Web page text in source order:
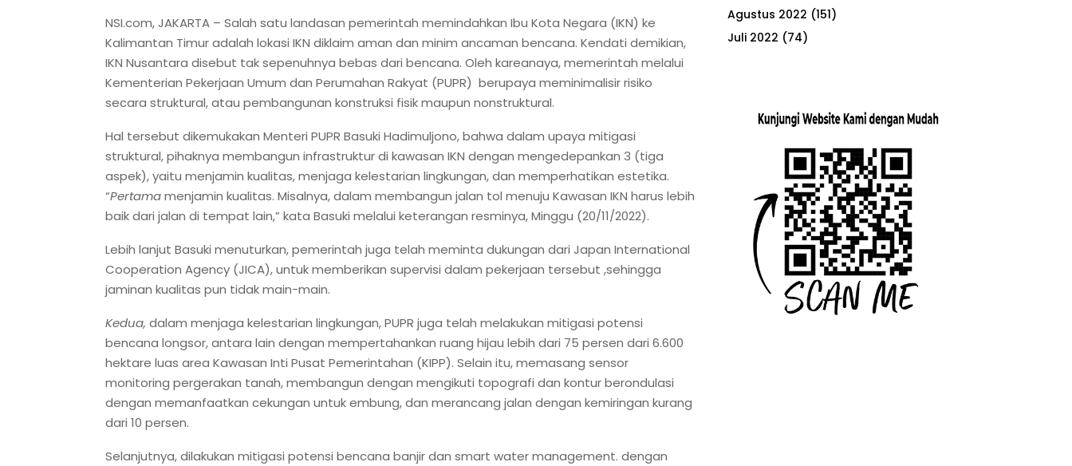
NSI.com, JAKARTA – Salah satu landasan pemerintah memindahkan Ibu Kota Negara (IKN) ke
Kalimantan Timur adalah lokasi IKN diklaim aman dan minim ancaman bencana. Kendati demikian,
IKN Nusantara disebut tak sepenuhnya bebas dari bencana. Oleh kareanaya, memerintah melalui
Kementerian Pekerjaan Umum dan Perumahan Rakyat (PUPR) berupaya meminimalisir risiko
secara struktural, atau pembangunan konstruksi fisik maupun nonstruktural.
Hal tersebut dikemukakan Menteri PUPR Basuki Hadimuljono, bahwa dalam upaya mitigasi
struktural, pihaknya membangun infrastruktur di kawasan IKN dengan mengedepankan 3 (tiga
aspek), yaitu menjamin kualitas, menjaga kelestarian lingkungan, dan memperhatikan estetika.
“Pertamamenjamin kualitas. Misalnya, dalam membangun jalan tol menuju Kawasan IKN harus lebih
baik dari jalan di tempat lain,” kata Basuki melalui keterangan resminya, Minggu (20/11/2022).
Lebih lanjut Basuki menuturkan, pemerintah juga telah meminta dukungan dari Japan International
Cooperation Agency (JICA), untuk memberikan supervisi dalam pekerjaan tersebut ,sehingga
jaminan kualitas pun tidak main-main.
Kedua, dalam menjaga kelestarian lingkungan, PUPR juga telah melakukan mitigasi potensi
bencana longsor, antara lain dengan mempertahankan ruang hijau lebih dari 75 persen dari 6.600
hektare luas area Kawasan Inti Pusat Pemerintahan (KIPP). Selain itu, memasang sensor
monitoring pergerakan tanah, membangun dengan mengikuti topografi dan kontur berondulasi
dengan memanfaatkan cekungan untuk embung, dan merancang jalan dengan kemiringan kurang
dari 10 persen.
Selanjutnya, dilakukan mitigasi potensi bencana banjir dan smart water management. dengan
Agustus 2022 (151)
Juli 2022 (74)